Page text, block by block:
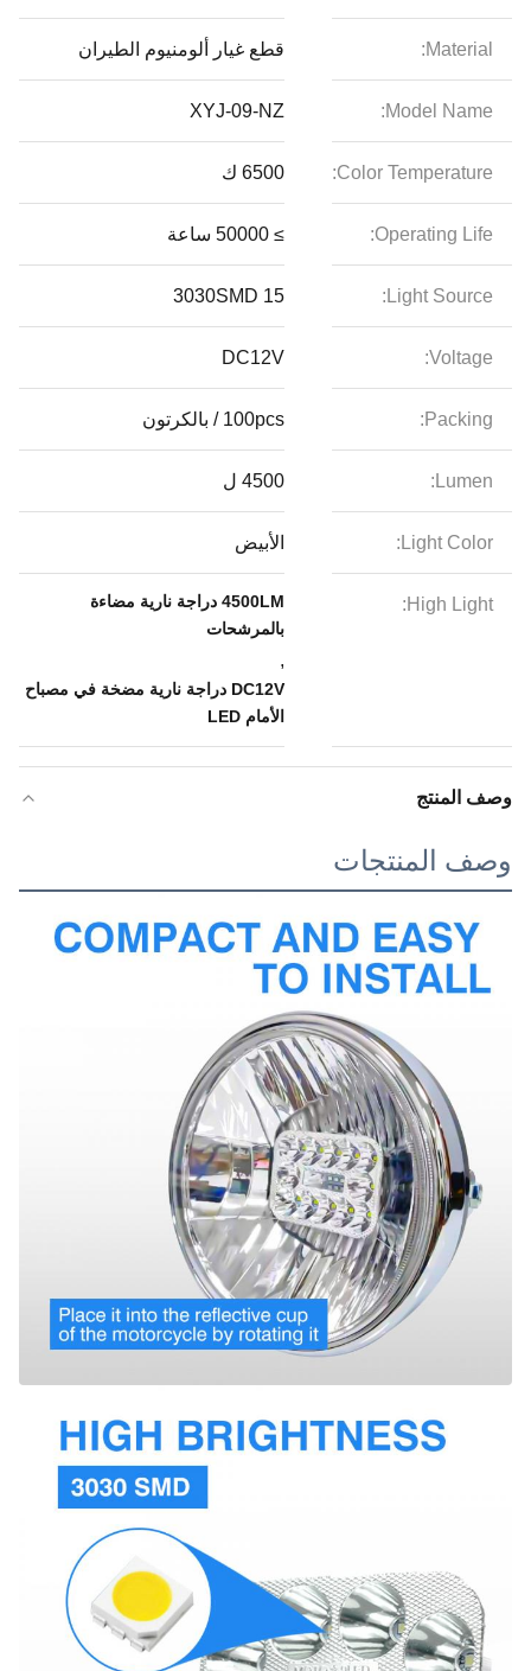
Material: قطع غيار ألومنيوم الطيران
Model Name:
XYJ-09-NZ
Color Temperature: 6500 ك
Operating Life: ≥ 50000 ساعة
Light Source:
15 3030SMD
Voltage:
DC12V
Packing: 100pcs / بالكرتون
Lumen: 4500 ل
Light Color: الأبيض
High Light:
4500LM دراجة نارية مضاءة
بالمرشحات
,
DC12V دراجة نارية مضخة في مصباح
الأمام LED
وصف المنتج
وصف المنتجات